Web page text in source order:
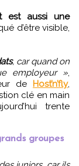
est aussi une
d’être visible,
, car quand on
employeur »,
de Host’n’fly,
clé en main
trente
groupes